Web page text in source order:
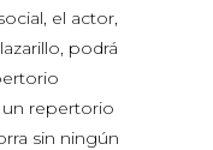
el actor,
podrá
repertorio
sin ningún